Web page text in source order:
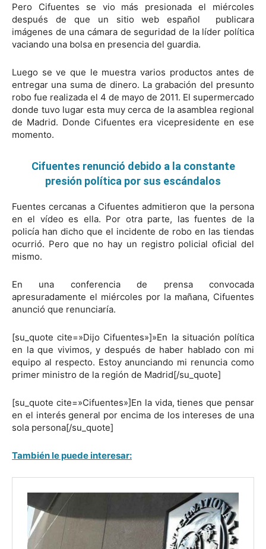
Pero Cifuentes se vio más presionada el miércoles
después de que un sitio web español publicara
imágenes de una cámara de seguridad de la líder política
vaciando una bolsa en presencia del guardia.
Luego se ve que le muestra varios productos antes de
entregar una suma de dinero. La grabación del presunto
robo fue realizada el 4 de mayo de 2011. El supermercado
donde tuvo lugar esta muy cerca de la asamblea regional
de Madrid. Donde Cifuentes era vicepresidente en ese
momento.
Cifuentes renunció debido a la constante
presión política por sus escándalos
Fuentes cercanas a Cifuentes admitieron que la persona
en el vídeo es ella. Por otra parte, las fuentes de la
policía han dicho que el incidente de robo en las tiendas
ocurrió. Pero que no hay un registro policial oficial del
mismo.
En una conferencia de prensa convocada
apresuradamente el miércoles por la mañana, Cifuentes
anunció que renunciaría.
[su_quote cite=»Dijo Cifuentes»]»En la situación política
en la que vivimos, y después de haber hablado con mi
equipo al respecto. Estoy anunciando mi renuncia como
primer ministro de la región de Madrid[/su_quote]
[su_quote cite=»Cifuentes»]En la vida, tienes que pensar
en el interés general por encima de los intereses de una
sola persona[/su_quote]
También le puede interesar: